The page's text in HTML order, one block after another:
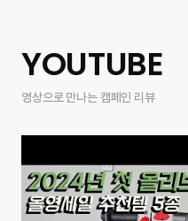
YOUTUBE
영상으로 만나는 캠페인 리뷰